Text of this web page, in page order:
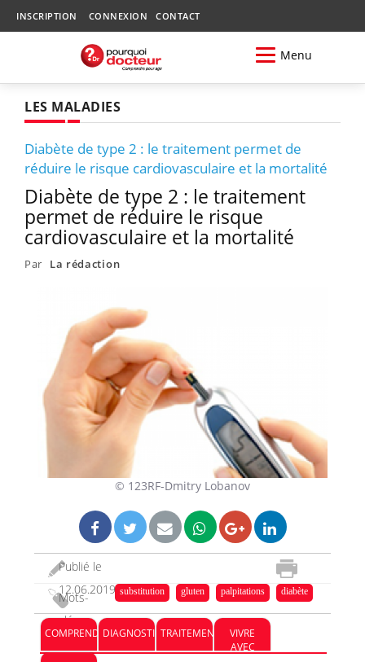
INSCRIPTION CONNEXION CONTACT
Menu
LES MALADIES
Diabète de type 2 : le traitement permet de
réduire le risque cardiovasculaire et la mortalité
Diabète de type 2 : le traitement
permet de réduire le risque
cardiovasculaire et la mortalité
Par La rédaction
© 123RF-Dmitry Lobanov
Publié le
12.06.2019
Mots-
clés :
substitution gluten palpitations diabète
COMPRENDREDIAGNOSTICTRAITEMENT
VIVRE
AVEC